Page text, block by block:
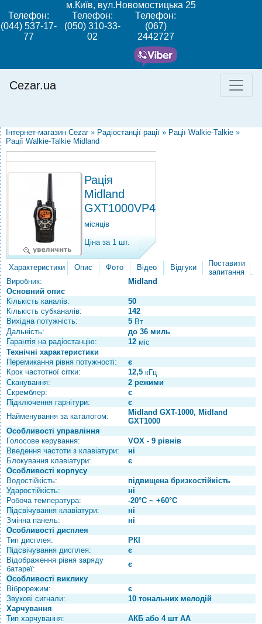
м.Київ, вул.Новомостицька 25
Телефон:
(044) 537-17-
77
Телефон:
(050) 310-33-
02
Телефон:
(067)
2442727
Cezar.ua
Інтернет-магазин Cezar » Радіостанції рації » Рації Walkie-Talkie »
Рації Walkie-Talkie Midland
Рація
Midland
GXT1000VP4
місяців
Ціна за 1 шт.
Характеристики Опис Фото Відео Відгуки
Поставити
запитання
Виробник:
Midland
Основний опис
Кількість каналів:
50
Кількість субканалів:
142
Вихідна потужність:
5 Вт
Дальність:
до 36 миль
Гарантія на радіостанцію:
12 міс
Технічні характеристики
Перемикання рівня потужності:
є
Крок частотної сітки:
12,5 кГц
Сканування:
2 режими
Скремблер:
є
Підключення гарнітури:
є
Найменування за каталогом:
Midland GXT-1000, Midland
GXT1000
Особливості управління
Голосове керування:
VOX - 9 рівнів
Введення частоти з клавіатури:
ні
Блокування клавіатури:
є
Особливості корпусу
Водостійкість:
підвищена бризкостійкість
Ударостійкість:
ні
Робоча температура:
-20°С ~ +60°С
Підсвічування клавіатури:
ні
Змінна панель:
ні
Особливості дисплея
Тип дисплея:
РКІ
Підсвічування дисплея:
є
Відображення рівня заряду
батареї:
є
Особливості виклику
Віброрежим:
є
Звукові сигнали:
10 тональних мелодій
Харчування
Тип харчування:
АКБ або 4 шт АА